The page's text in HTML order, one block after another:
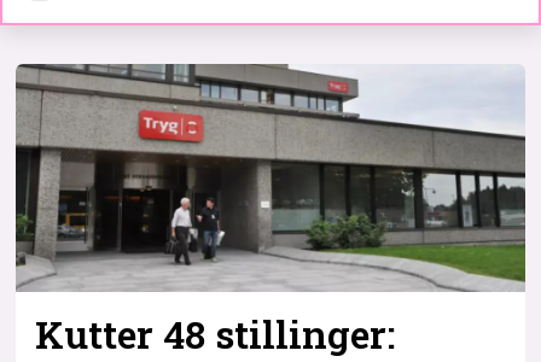
Kutter 48 stillinger: